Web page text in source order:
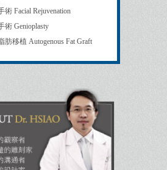
術 Facial Rejuvenation
術 Genioplasty
肪移植 Autogenous Fat Graft